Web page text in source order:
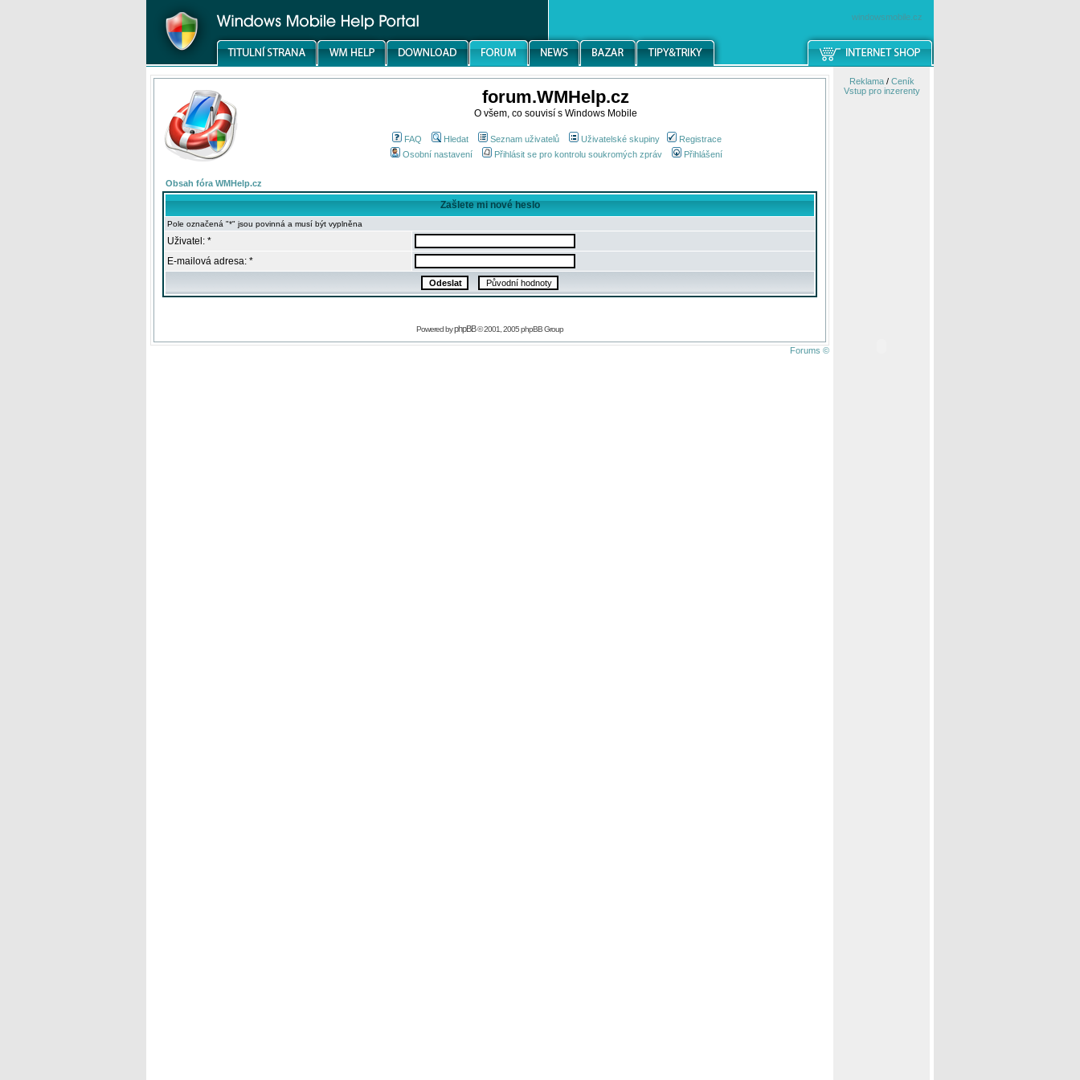
windowsmobile.cz
forum.WMHelp.cz
O všem, co souvisí s Windows Mobile
FAQ Hledat Seznam uživatelů Uživatelské skupiny
Registrace
Osobní nastavení
Přihlásit se pro kontrolu soukromých zpráv Přihlášení
Obsah fóra WMHelp.cz
Zašlete mi nové heslo
Pole označená "*" jsou povinná a musí být vyplněna
Uživatel: *
E-mailová adresa: *
Powered byphpBB© 2001, 2005 phpBB Group
Forums ©
Reklama/ Ceník
Vstup pro inzerenty